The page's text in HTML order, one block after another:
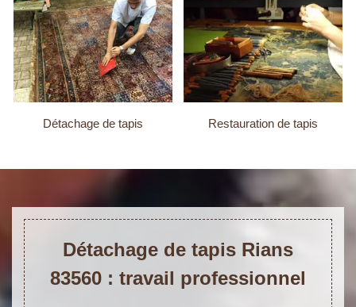
Détachage de tapis Restauration de tapis
Détachage de tapis Rians
83560 : travail professionnel